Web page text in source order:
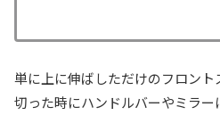
単に上に伸ばしただけのフロント
切った時にハンドルバーやミラー